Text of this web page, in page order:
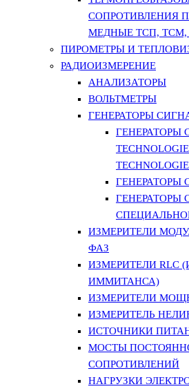
СОПРОТИВЛЕНИЯ
МЕДНЫЕ ТСП, ТСМ,
ПИРОМЕТРЫ И
РАДИОИЗМЕРЕНИЕ
АНАЛИЗАТОРЫ
ВОЛЬТМЕТРЫ
ГЕНЕРАТОРЫ
ГЕНЕРАТОРЫ
ГЕНЕРАТОРЫ
ГЕНЕРАТОРЫ
ИЗМЕРИТЕЛИ
ФАЗ
ИЗМЕРИТЕЛИ RLC
ИММИТАНСА)
ИЗМЕРИТЕЛИ
ИЗМЕРИТЕЛЬ
ИСТОЧНИКИ
МОСТЫ
СОПРОТИВЛЕНИЙ
НАГРУЗКИ